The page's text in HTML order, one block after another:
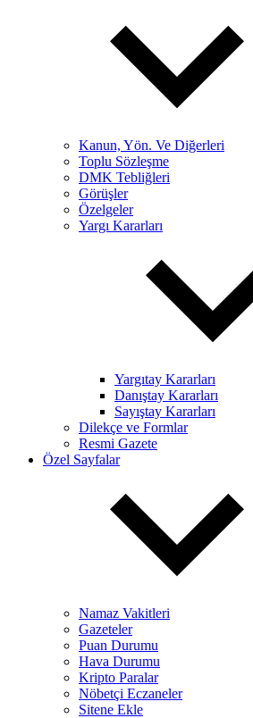
Kanun, Yön. Ve Diğerleri
Toplu Sözleşme
DMK Tebliğleri
Görüşler
Özelgeler
Yargı Kararları
Yargıtay Kararları
Danıştay Kararları
Sayıştay Kararları
Dilekçe ve Formlar
Resmi Gazete
Özel Sayfalar
Namaz Vakitleri
Gazeteler
Puan Durumu
Hava Durumu
Kripto Paralar
Nöbetçi Eczaneler
Sitene Ekle